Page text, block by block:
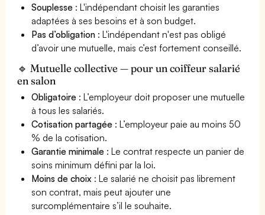
Souplesse : L'indépendant choisit les garanties
adaptées à ses besoins et à son budget.
Pas d’obligation : L'indépendant n'est pas obligé
d’avoir une mutuelle, mais c’est fortement conseillé.
🔹 Mutuelle collective — pour un coiffeur salarié
en salon
Obligatoire : L’employeur doit proposer une mutuelle
à tous les salariés.
Cotisation partagée : L’employeur paie au moins 50
% de la cotisation.
Garantie minimale : Le contrat respecte un panier de
soins minimum défini par la loi.
Moins de choix : Le salarié ne choisit pas librement
son contrat, mais peut ajouter une
surcomplémentaire s’il le souhaite.